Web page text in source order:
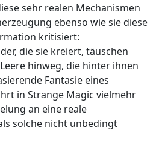
sehr realen Mechanismen
ebenso wie sie diese
kritisiert:
die sie kreiert, täuschen
hinweg, die hinter ihnen
Fantasie eines
in Strange Magic vielmehr
an eine reale
solche nicht unbedingt